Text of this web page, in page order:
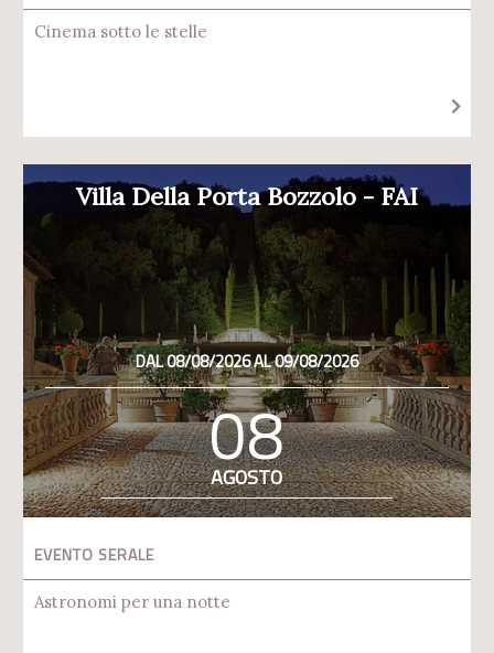
Cinema sotto le stelle
Villa Della Porta Bozzolo - FAI
DAL 08/08/2026 AL 09/08/2026
08
AGOSTO
EVENTO SERALE
Astronomi per una notte